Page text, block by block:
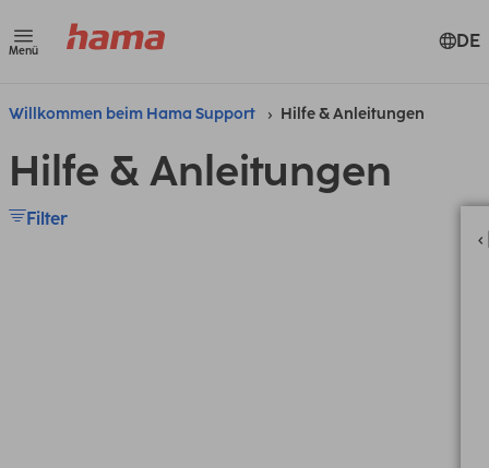
Menü DE
Willkommen beim Hama Support Hilfe & Anleitungen
Hilfe & Anleitungen
Filter